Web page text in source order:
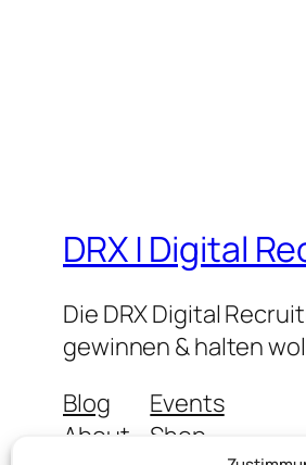
DRX | Digital
Die DRX Digital
gewinnen & halten
Blog
About
Events
Shop